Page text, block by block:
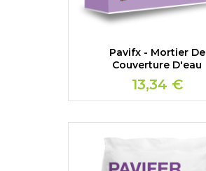
Pavifx - Mortier De
Couverture D'eau
13,34 €